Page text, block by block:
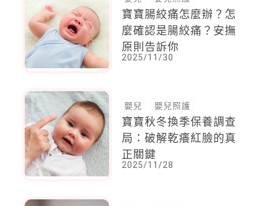
寶寶腸絞痛怎麼辦？怎
麼確認是腸絞痛？安撫
原則告訴你
2025/11/30
嬰兒 嬰兒照護
寶寶秋冬換季保養調查
局：破解乾癢紅臉的真
正關鍵
2025/11/28